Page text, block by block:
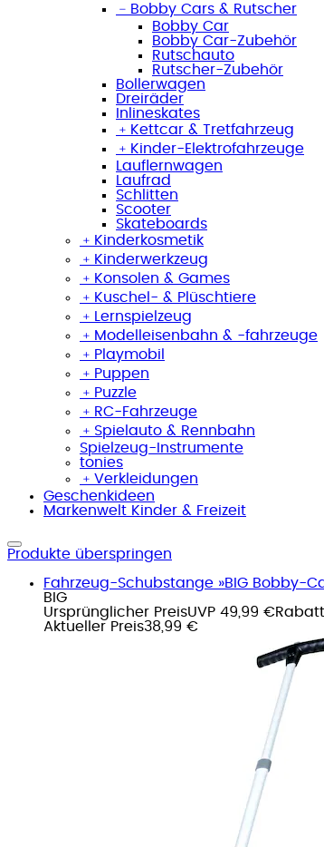
﹣ Bobby Cars & Rutscher
Bobby Car
Bobby Car-Zubehör
Rutschauto
Rutscher-Zubehör
Bollerwagen
Dreiräder
Inlineskates
﹢ Kettcar & Tretfahrzeug
﹢ Kinder-Elektrofahrzeuge
Lauflernwagen
Laufrad
Schlitten
Scooter
Skateboards
﹢ Kinderkosmetik
﹢ Kinderwerkzeug
﹢ Konsolen & Games
﹢ Kuschel- & Plüschtiere
﹢
Lernspielzeug
﹢ Modelleisenbahn & -fahrzeuge
﹢ Playmobil
﹢ Puppen
﹢ Puzzle
﹢ RC-Fahrzeuge
﹢ Spielauto & Rennbahn
Spielzeug-Instrumente
tonies
﹢ Verkleidungen
Geschenkideen
Markenwelt Kinder & Freizeit
Produkte überspringen
Fahrzeug-Schubstange »BIG Bobby-
BIG
Ursprünglicher PreisUVP 49,99 €Rabatt
Aktueller Preis38,99 €